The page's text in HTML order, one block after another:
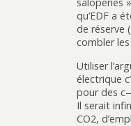
qu’EDF a
de réserve
combler
Utiliser
électrique
pour des
Il serait
CO2,